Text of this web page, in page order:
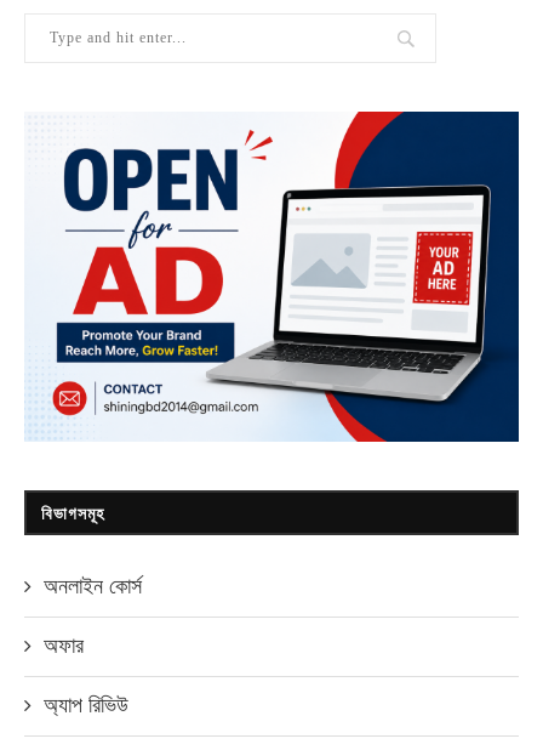
বিভাগসমূহ
অনলাইন কোর্স
অফার
অ্যাপ রিভিউ